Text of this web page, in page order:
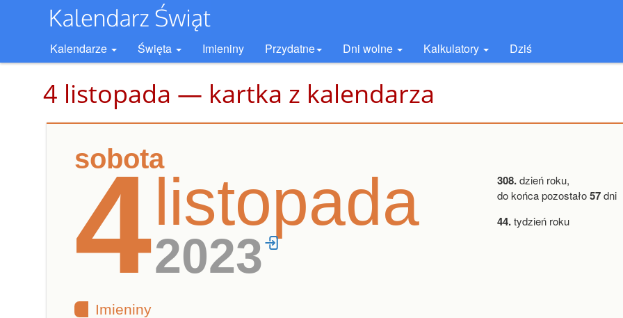
Kalendarze Święta Imieniny Przydatne Dni wolne Kalkulatory Dziś
4 listopada — kartka z kalendarza
sobota
4listopada
2023
308.dzień roku,
do końca pozostało57dni
44.tydzień roku
Imieniny